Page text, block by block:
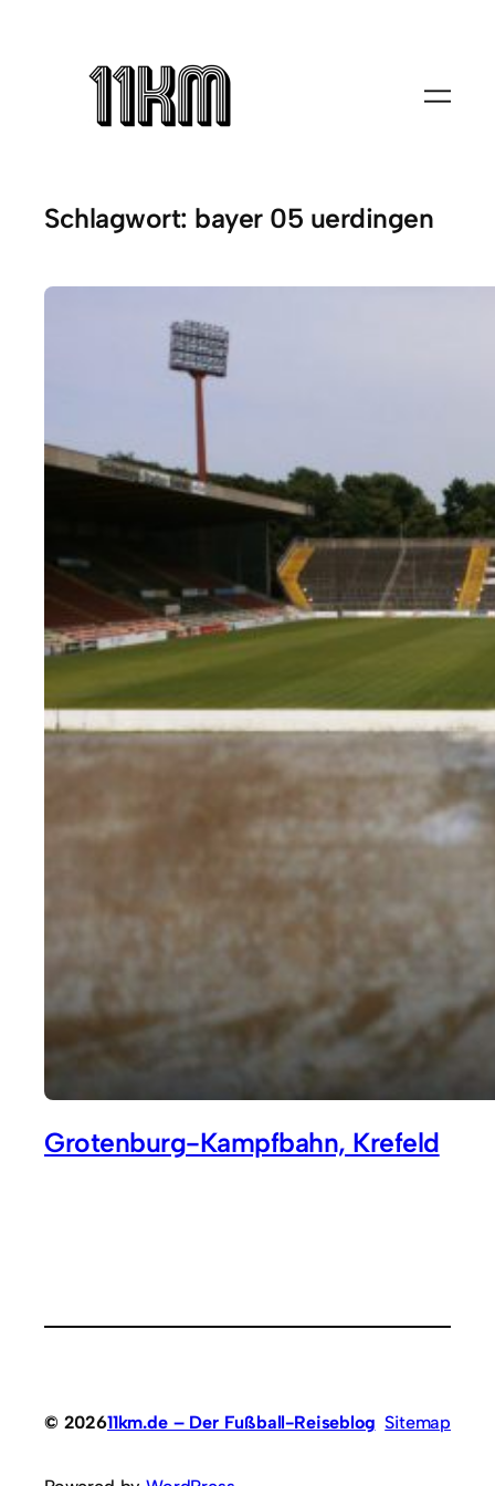
Schlagwort: bayer 05 uerdingen
Grotenburg-Kampfbahn, Krefeld
© 202611km.de – Der Fußball-Reiseblog Sitemap